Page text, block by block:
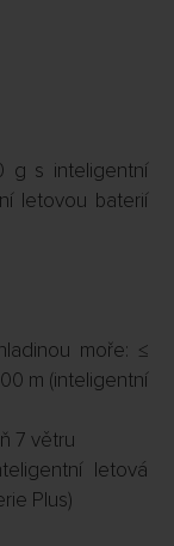
g s inteligentní
letovou baterií
moře: ≤
m (inteligentní
7 větru
letová
Plus)